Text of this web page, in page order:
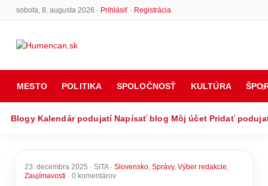
sobota, 8. augusta 2026 · Prihlásiť· Registrácia
MESTO POLITIKA SPOLOČNOSŤ KULTÚRA
Blogy Kalendár podujatí Napísať blog Môj účet Pridať
23. decembra 2025 · SITA · Slovensko, Správy, Výber redakcie,
Zaujímavosti · 0 komentárov